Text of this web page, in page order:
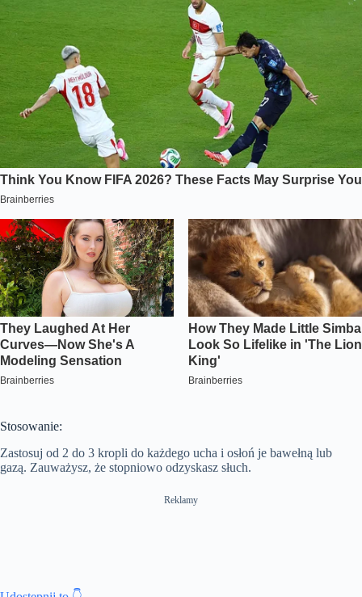
Stosowanie:
Zastosuj od 2 do 3 kropli do każdego ucha i osłoń je bawełną lub
gazą. Zauważysz, że stopniowo odzyskasz słuch.
Reklamy